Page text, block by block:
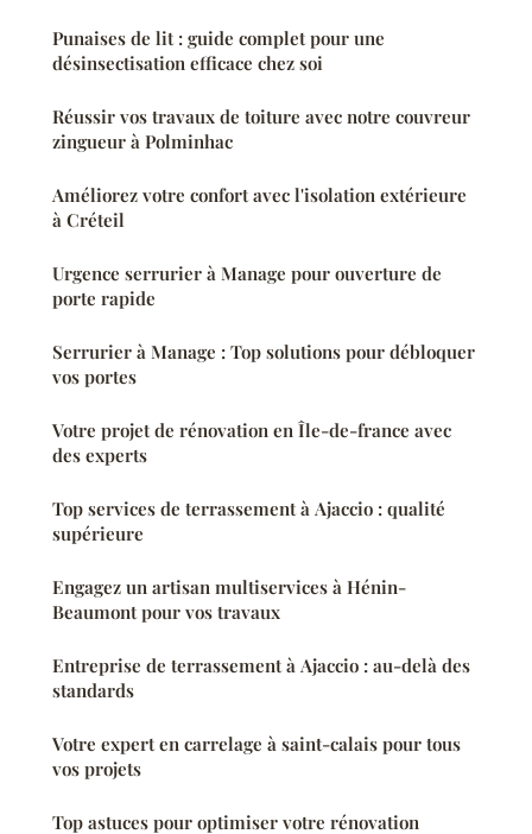
Punaises de lit : guide complet pour une
désinsectisation efficace chez soi
Réussir vos travaux de toiture avec notre couvreur
zingueur à Polminhac
Améliorez votre confort avec l'isolation extérieure
à Créteil
Urgence serrurier à Manage pour ouverture de
porte rapide
Serrurier à Manage : Top solutions pour débloquer
vos portes
Votre projet de rénovation en Île-de-france avec
des experts
Top services de terrassement à Ajaccio : qualité
supérieure
Engagez un artisan multiservices à Hénin-
Beaumont pour vos travaux
Entreprise de terrassement à Ajaccio : au-delà des
standards
Votre expert en carrelage à saint-calais pour tous
vos projets
Top astuces pour optimiser votre rénovation